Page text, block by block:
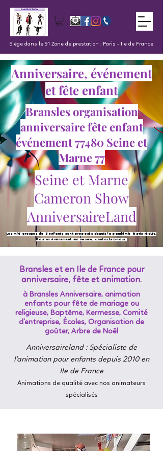
Siège dans le 91 Zone de prestation : Paris - Ile de France
Bransles et en Ile de France pour
anniversaire, fête et animation.
à Bransles Anniversaire, animation
enfants pour fête de mariage ou
religieuse, Baptême, Kermesse, Comité
d'entreprise, Écoles, Organisation de
goûter, Arbre de Noël
Anniversaireland : Spécialiste de
l'animation pour enfants depuis 2010 en
Ile de France
Animations de qualité avec nos animateurs
spécialisés
Anniversaire, événement
et fête enfant
Bransles organisation
anniversaire fête enfant
événement 77480 Seine et
Marne 77
Seine et Marne
Cameron Show
AnniversaireLand
Les mini groupes de 5 enfants sont proposés depuis la pandémie à prix réduit.
Pour un événement sur mesure, contactez-nous.